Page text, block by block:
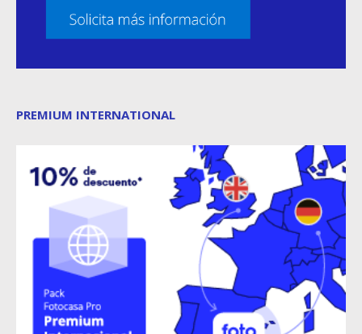
PREMIUM INTERNATIONAL